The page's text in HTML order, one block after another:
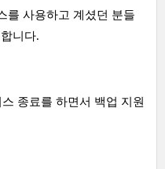
를 사용하고 계셨던 분들
니다.
종료를 하면서 백업 지원